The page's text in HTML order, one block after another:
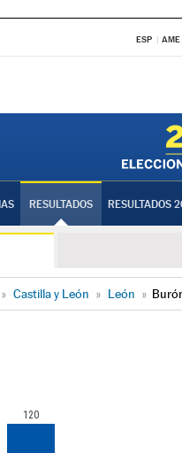
ESP AME
RESULTADOS RESULTADOS
» Castilla y León » León »
120